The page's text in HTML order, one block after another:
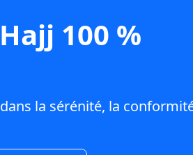
100 %
la sérénité, la